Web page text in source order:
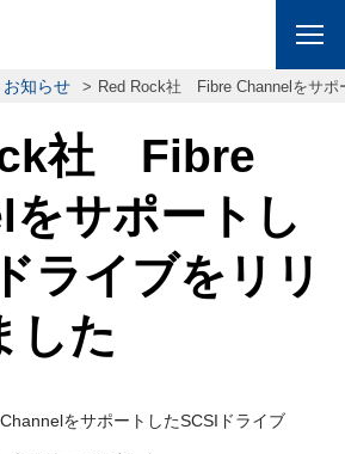
お知らせ Red Rock社 Fibre Channelをサポ
社 Fibre
サポートし
ライブをリリ
した
をサポートしたSCSIドライブ